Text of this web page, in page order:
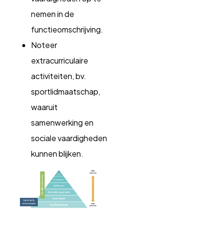
nemen in de
functieomschrijving.
Noteer
extracurriculaire
activiteiten, bv.
sportlidmaatschap,
waaruit
samenwerking en
sociale vaardigheden
kunnen blijken.